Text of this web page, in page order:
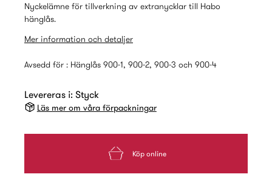
Nyckelämne för tillverkning av extranycklar till Habo
hänglås.
Mer information och detaljer
Avsedd för : Hänglås 900-1, 900-2, 900-3 och 900-4
Levereras i: Styck
Läs mer om våra förpackningar
Köp online